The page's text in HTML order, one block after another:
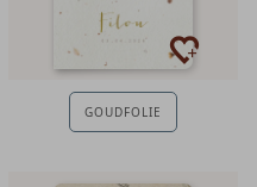
GOUDFOLIE